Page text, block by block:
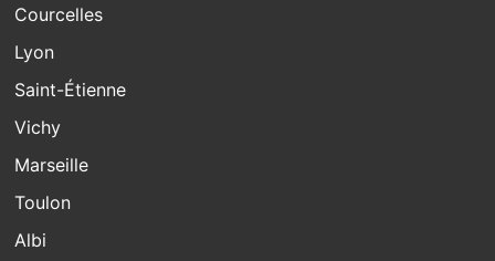
Courcelles
Lyon
Saint-Étienne
Vichy
Marseille
Toulon
Albi